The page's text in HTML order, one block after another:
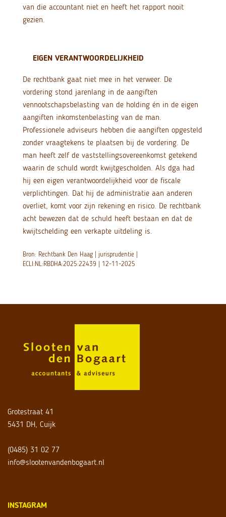
van die accountant niet en heeft het rapport nooit
gezien.
EIGEN VERANTWOORDELIJKHEID
De rechtbank gaat niet mee in het verweer. De
vordering stond jarenlang in de aangiften
vennootschapsbelasting van de holding én in de eigen
aangiften inkomstenbelasting van de man.
Professionele adviseurs hebben die aangiften opgesteld
zonder vraagtekens te plaatsen bij de vordering. De
man heeft zelf de vaststellingsovereenkomst getekend
waarin de schuld wordt kwijtgescholden. Als dga had
hij een eigen verantwoordelijkheid voor de fiscale
verplichtingen. Dat hij de administratie aan anderen
overliet, komt voor zijn rekening en risico. De rechtbank
acht bewezen dat de schuld heeft bestaan en dat de
kwijtschelding een verkapte uitdeling is.
Bron: Rechtbank Den Haag | jurisprudentie |
ECLI:NL:RBDHA:2025:22439 | 12-11-2025
Grotestraat 41
5431 DH, Cuijk
(0485) 31 02 77
info@slootenvandenbogaart.nl
INSTAGRAM